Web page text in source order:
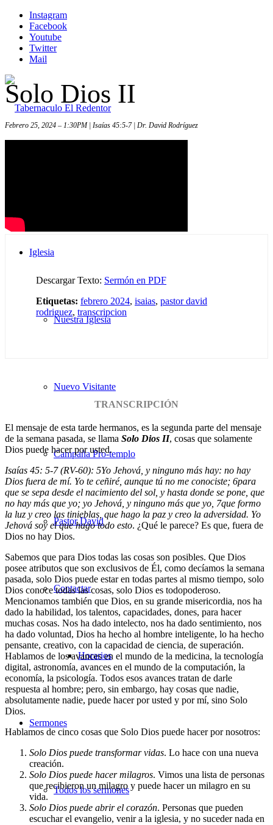
Instagram
Facebook
Youtube
Twitter
Mail
Iglesia
Nuestra Iglesia
Nuevo Visitante
Campaña Pro-templo
Pastor David
Contactar
Horarios
Sermones
Todos los sermones
Solo Dios II
Febrero 25, 2024 – 1:30PM | Isaías 45:5-7 | Dr. David Rodríguez
Descargar Texto: Sermón en PDF
Etiquetas: febrero 2024, isaias, pastor david
rodriguez, transcripcion
TRANSCRIPCIÓN
El mensaje de esta tarde hermanos, es la segunda parte del mensaje
de la semana pasada, se llama Solo Dios II, cosas que solamente
Dios puede hacer por usted.
Isaías 45: 5-7 (RV-60): 5Yo Jehová, y ninguno más hay: no hay
Dios fuera de mí. Yo te ceñiré, aunque tú no me conociste; 6para
que se sepa desde el nacimiento del sol, y hasta donde se pone, que
no hay más que yo; yo Jehová, y ninguno más que yo, 7que formo
la luz y creo las tinieblas, que hago la paz y creo la adversidad. Yo
Jehová soy el que hago todo esto. ¿Qué le parece? Es que, fuera de
Dios no hay Dios.
Sabemos que para Dios todas las cosas son posibles. Que Dios
posee atributos que son exclusivos de Él, como decíamos la semana
pasada, solo Dios puede estar en todas partes al mismo tiempo, solo
Dios conoce todas las cosas, solo Dios es todopoderoso.
Mencionamos también que Dios, en su grande misericordia, nos ha
dado la habilidad, los talentos, capacidades, dones, para hacer
muchas cosas. Nos ha dado intelecto, nos ha dado sentimiento, nos
ha dado voluntad, Dios ha hecho al hombre inteligente, lo ha hecho
pensante, creativo, con la capacidad de ciencia, de superación.
Hablamos de los avances en el mundo de la medicina, la tecnología
digital, astronomía, avances en el mundo de la computación, la
economía, la psicología. Todos esos avances tratan de darle
respuesta al hombre; pero, sin embargo, hay cosas que nadie,
absolutamente nadie, puede hacer por usted y por mí, sino Solo
Dios.
Hablamos de cinco cosas que Solo Dios puede hacer por nosotros:
Solo Dios puede transformar vidas. Lo hace con una nueva
creación.
Solo Dios puede hacer milagros. Vimos una lista de personas
que recibieron un milagro y puede hacer un milagro en su
vida.
Solo Dios puede abrir el corazón. Personas que pueden
escuchar el evangelio, venir a la iglesia, y no suceder nada en